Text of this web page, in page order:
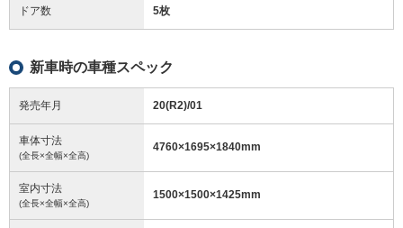
ドア数 5枚
新車時の車種スペック
発売年月 20(R2)/01
車体寸法
(全長×全幅×全高)
4760×1695×1840mm
室内寸法
(全長×全幅×全高)
1500×1500×1425mm